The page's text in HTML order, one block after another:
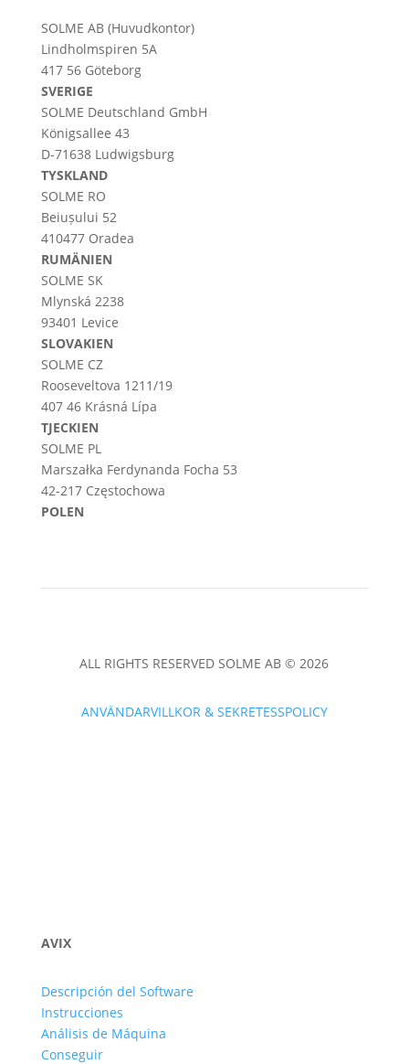
SOLME AB (Huvudkontor)
Lindholmspiren 5A
417 56 Göteborg
SVERIGE
SOLME Deutschland GmbH
Königsallee 43
D-71638 Ludwigsburg
TYSKLAND
SOLME RO
Beiușului 52
410477 Oradea
RUMÄNIEN
SOLME SK
Mlynská 2238
93401 Levice
SLOVAKIEN
SOLME CZ
Rooseveltova 1211/19
407 46 Krásná Lípa
TJECKIEN
SOLME PL
Marszałka Ferdynanda Focha 53
42-217 Częstochowa
POLEN
ALL RIGHTS RESERVED SOLME AB © 2026
ANVÄNDARVILLKOR & SEKRETESSPOLICY
AVIX
Descripción del Software
Instrucciones
Análisis de Máquina
Conseguir